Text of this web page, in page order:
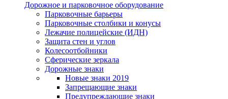
Дорожное и парковочное оборудование
Парковочные барьеры
Парковочные столбики и конусы
Лежачие полицейские (ИДН)
Защита стен и углов
Колесоотбойники
Сферические зеркала
Дорожные знаки
Новые знаки 2019
Запрещающие знаки
Предупреждающие знаки